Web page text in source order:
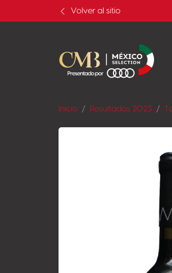
Volver al sitio
Inicio Resultados 2023